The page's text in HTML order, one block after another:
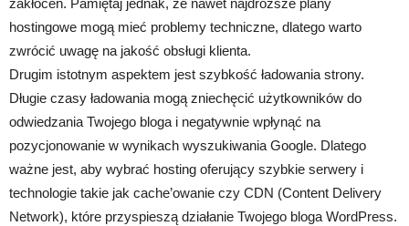
zakłóceń. Pamiętaj jednak, że nawet najdroższe plany
hostingowe mogą mieć problemy techniczne, dlatego warto
zwrócić uwagę na jakość obsługi klienta.
Drugim istotnym aspektem jest szybkość ładowania strony.
Długie czasy ładowania mogą zniechęcić użytkowników do
odwiedzania Twojego bloga i negatywnie wpłynąć na
pozycjonowanie w wynikach wyszukiwania Google. Dlatego
ważne jest, aby wybrać hosting oferujący szybkie serwery i
technologie takie jak cache’owanie czy CDN (Content Delivery
Network), które przyspieszą działanie Twojego bloga WordPress.